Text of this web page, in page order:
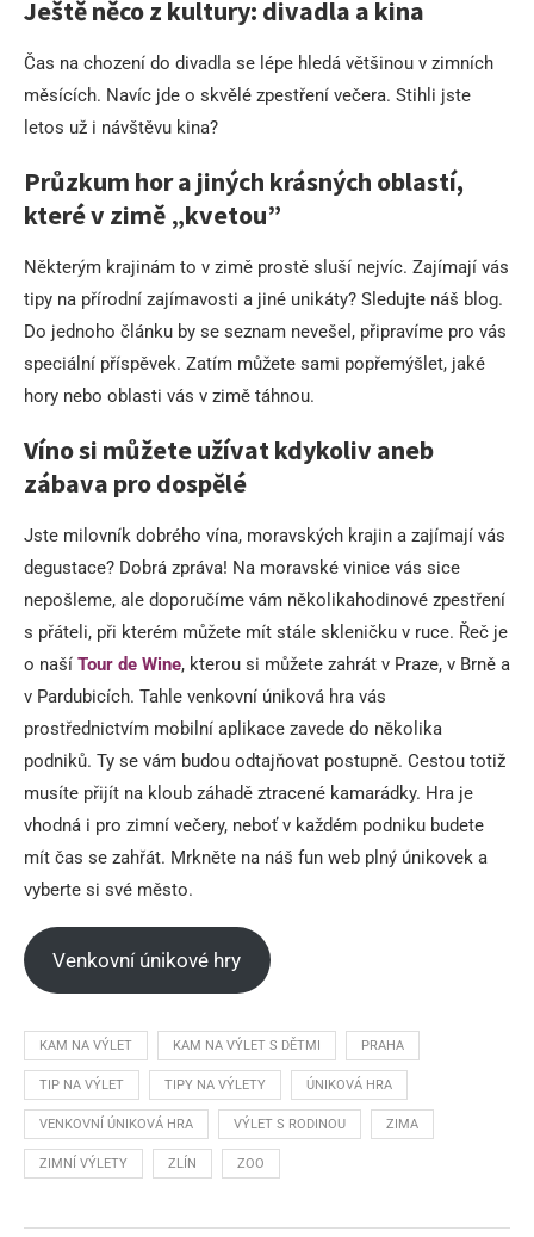
Ještě něco z kultury: divadla a kina
Čas na chození do divadla se lépe hledá většinou v zimních
měsících. Navíc jde o skvělé zpestření večera. Stihli jste
letos už i návštěvu kina?
Průzkum hor a jiných krásných oblastí,
které v zimě „kvetou”
Některým krajinám to v zimě prostě sluší nejvíc. Zajímají vás
tipy na přírodní zajímavosti a jiné unikáty? Sledujte náš blog.
Do jednoho článku by se seznam nevešel, připravíme pro vás
speciální příspěvek. Zatím můžete sami popřemýšlet, jaké
hory nebo oblasti vás v zimě táhnou.
Víno si můžete užívat kdykoliv aneb
zábava pro dospělé
Jste milovník dobrého vína, moravských krajin a zajímají vás
degustace? Dobrá zpráva! Na moravské vinice vás sice
nepošleme, ale doporučíme vám několikahodinové zpestření
s přáteli, při kterém můžete mít stále skleničku v ruce. Řeč je
o naší Tour de Wine, kterou si můžete zahrát v Praze, v Brně a
v Pardubicích. Tahle venkovní úniková hra vás
prostřednictvím mobilní aplikace zavede do několika
podniků. Ty se vám budou odtajňovat postupně. Cestou totiž
musíte přijít na kloub záhadě ztracené kamarádky. Hra je
vhodná i pro zimní večery, neboť v každém podniku budete
mít čas se zahřát. Mrkněte na náš fun web plný únikovek a
vyberte si své město.
Venkovní únikové hry
KAM NA VÝLET KAM NA VÝLET S DĚTMI PRAHA
TIP NA VÝLET TIPY NA VÝLETY ÚNIKOVÁ HRA
VENKOVNÍ ÚNIKOVÁ HRA VÝLET S RODINOU ZIMA
ZIMNÍ VÝLETY ZLÍN ZOO